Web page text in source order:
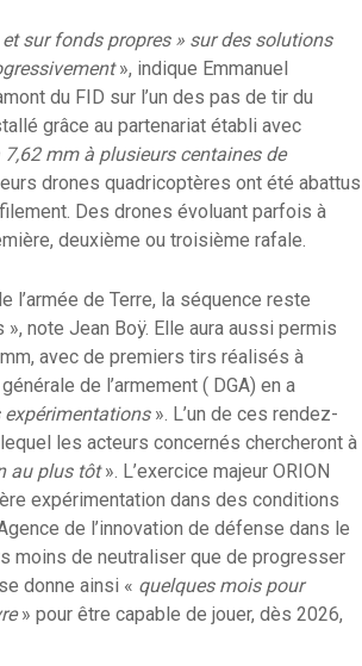
sur fonds propres » sur des solutions
», indique Emmanuel
du FID sur l’un des pas de tir du
grâce au partenariat établi avec
7,62 mm à plusieurs centaines de
drones quadricoptères ont été abattus
Des drones évoluant parfois à
deuxième ou troisième rafale.
l’armée de Terre, la séquence reste
note Jean Boÿ. Elle aura aussi permis
avec de premiers tirs réalisés à
de l’armement ( DGA) en a
expérimentations». L’un de ces rendez-
les acteurs concernés chercheront à
au plus tôt». L’exercice majeur ORION
expérimentation dans des conditions
de l’innovation de défense dans le
moins de neutraliser que de progresser
donne ainsi « quelques mois pour
» pour être capable de jouer, dès 2026,